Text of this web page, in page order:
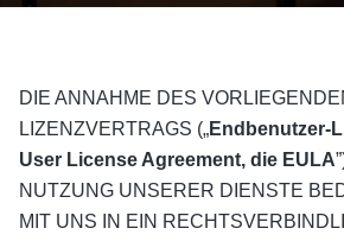
DIE ANNAHME DES
LIZENZVERTRAGS („Endbenutzer-
User License Agreement, die EULA
NUTZUNG UNSERER DIENSTE
MIT UNS IN EIN